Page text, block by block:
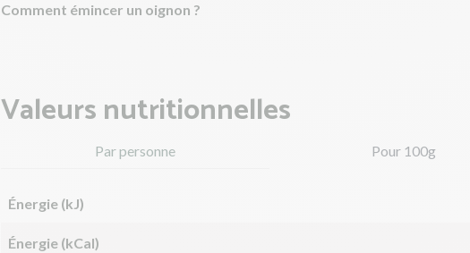
Comment émincer un oignon ?
Valeurs nutritionnelles
Par personne Pour 100g
Énergie (kJ)
Énergie (kCal)